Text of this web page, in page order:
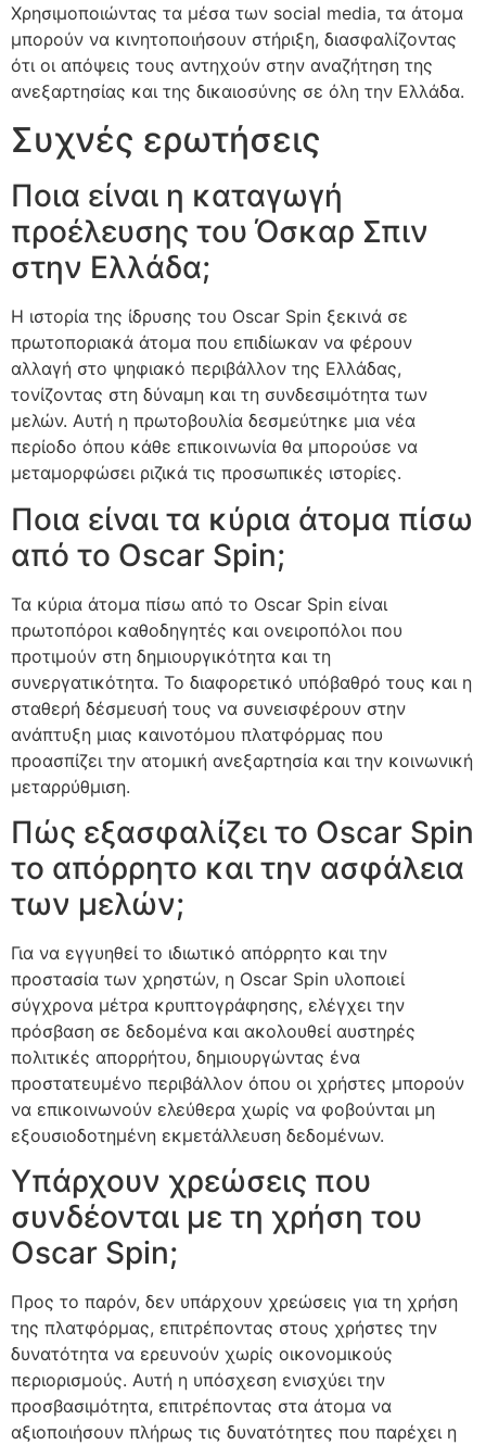
Χρησιμοποιώντας τα μέσα των social media, τα άτομα
μπορούν να κινητοποιήσουν στήριξη, διασφαλίζοντας
ότι οι απόψεις τους αντηχούν στην αναζήτηση της
ανεξαρτησίας και της δικαιοσύνης σε όλη την Ελλάδα.
Συχνές ερωτήσεις
Ποια είναι η καταγωγή
προέλευσης του Όσκαρ Σπιν
στην Ελλάδα;
Η ιστορία της ίδρυσης του Oscar Spin ξεκινά σε
πρωτοποριακά άτομα που επιδίωκαν να φέρουν
αλλαγή στο ψηφιακό περιβάλλον της Ελλάδας,
τονίζοντας στη δύναμη και τη συνδεσιμότητα των
μελών. Αυτή η πρωτοβουλία δεσμεύτηκε μια νέα
περίοδο όπου κάθε επικοινωνία θα μπορούσε να
μεταμορφώσει ριζικά τις προσωπικές ιστορίες.
Ποια είναι τα κύρια άτομα πίσω
από το Oscar Spin;
Τα κύρια άτομα πίσω από το Oscar Spin είναι
πρωτοπόροι καθοδηγητές και ονειροπόλοι που
προτιμούν στη δημιουργικότητα και τη
συνεργατικότητα. Το διαφορετικό υπόβαθρό τους και η
σταθερή δέσμευσή τους να συνεισφέρουν στην
ανάπτυξη μιας καινοτόμου πλατφόρμας που
προασπίζει την ατομική ανεξαρτησία και την κοινωνική
μεταρρύθμιση.
Πώς εξασφαλίζει το Oscar Spin
το απόρρητο και την ασφάλεια
των μελών;
Για να εγγυηθεί το ιδιωτικό απόρρητο και την
προστασία των χρηστών, η Oscar Spin υλοποιεί
σύγχρονα μέτρα κρυπτογράφησης, ελέγχει την
πρόσβαση σε δεδομένα και ακολουθεί αυστηρές
πολιτικές απορρήτου, δημιουργώντας ένα
προστατευμένο περιβάλλον όπου οι χρήστες μπορούν
να επικοινωνούν ελεύθερα χωρίς να φοβούνται μη
εξουσιοδοτημένη εκμετάλλευση δεδομένων.
Υπάρχουν χρεώσεις που
συνδέονται με τη χρήση του
Oscar Spin;
Προς το παρόν, δεν υπάρχουν χρεώσεις για τη χρήση
της πλατφόρμας, επιτρέποντας στους χρήστες την
δυνατότητα να ερευνούν χωρίς οικονομικούς
περιορισμούς. Αυτή η υπόσχεση ενισχύει την
προσβασιμότητα, επιτρέποντας στα άτομα να
αξιοποιήσουν πλήρως τις δυνατότητες που παρέχει η